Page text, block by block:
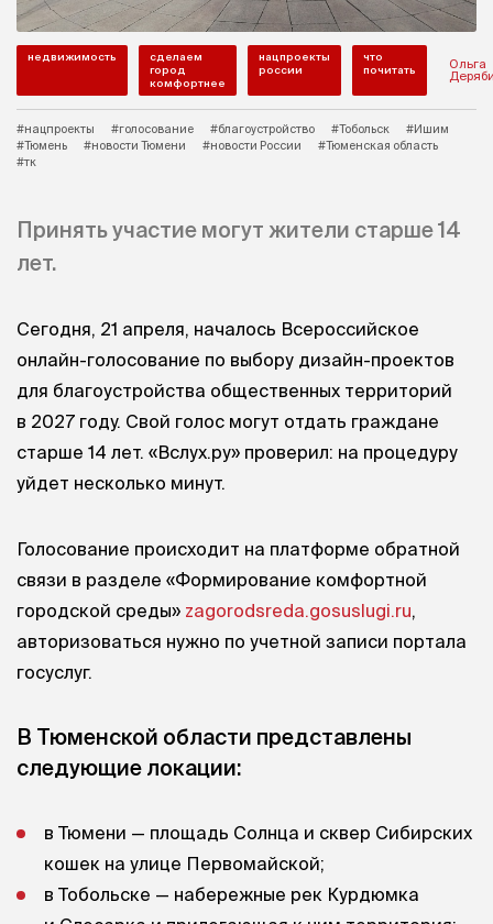
недвижимость
сделаем
город
комфортнее
нацпроекты
россии
что
почитать
Ольга
#нацпроекты #голосование #благоустройство #Тобольск
#Ишим
#Тюмень
#новости Тюмени #новости России
#Тюменская область
#тк
Принять участие могут жители старше 14
лет.
Сегодня, 21 апреля, началось Всероссийское
онлайн-голосование по выбору дизайн-проектов
для благоустройства общественных территорий
в 2027 году. Свой голос могут отдать граждане
старше 14 лет. «Вслух.ру» проверил: на процедуру
уйдет несколько минут.
Голосование происходит на платформе обратной
связи в разделе «Формирование комфортной
городской среды» zagorodsreda.gosuslugi.ru
авторизоваться нужно по учетной записи портала
госуслуг.
В Тюменской области представлены
следующие локации:
в Тюмени — площадь Солнца и сквер Сибирских
кошек на улице Первомайской;
в Тобольске — набережные рек Курдюмка